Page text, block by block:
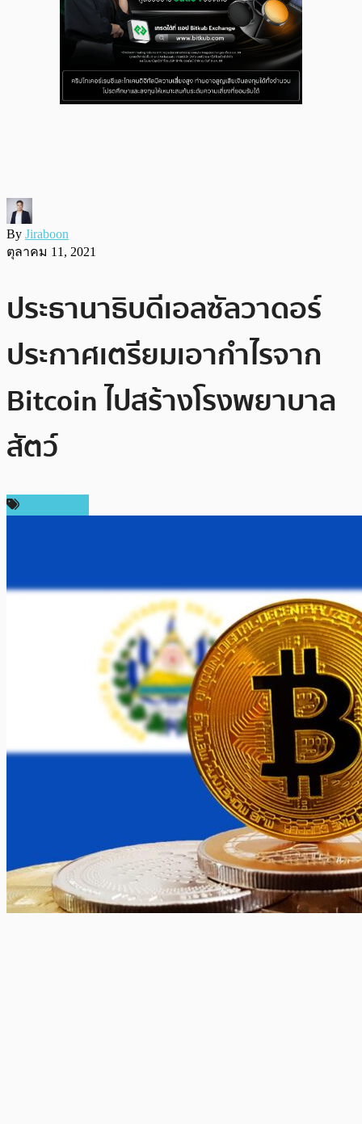
By Jiraboon
ตุลาคม 11, 2021
ประธานาธิบดีเอลซัลวาดอร์
ประกาศเตรียมเอากำไรจาก
Bitcoin ไปสร้างโรงพยาบาล
สัตว์